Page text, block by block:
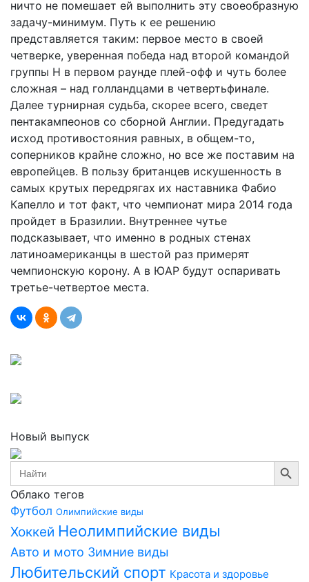
ничто не помешает ей выполнить эту своеобразную
задачу-минимум. Путь к ее решению
представляется таким: первое место в своей
четверке, уверенная победа над второй командой
группы H в первом раунде плей-офф и чуть более
сложная – над голландцами в четвертьфинале.
Далее турнирная судьба, скорее всего, сведет
пентакампеонов со сборной Англии. Предугадать
исход противостояния равных, в общем-то,
соперников крайне сложно, но все же поставим на
европейцев. В пользу британцев искушенность в
самых крутых передрягах их наставника Фабио
Капелло и тот факт, что чемпионат мира 2014 года
пройдет в Бразилии. Внутреннее чутье
подсказывает, что именно в родных стенах
латиноамериканцы в шестой раз примерят
чемпионскую корону. А в ЮАР будут оспаривать
третье-четвертое места.
Новый выпуск
Search
for:
Search Button
Облако тегов
Футбол Олимпийские виды
Хоккей Неолимпийские виды
Авто и мото Зимние виды
Любительский спорт Красота и здоровье